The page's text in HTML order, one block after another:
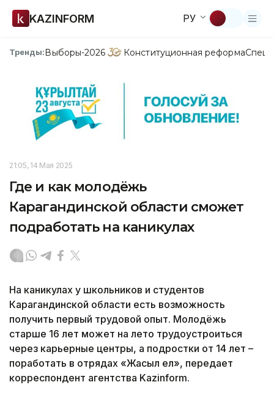
KAZINFORM РУ
Тренды:Выборы-2026 Конституционная реформа
21:05, 14 Мая 2025
Где и как молодёжь
Карагандинской области сможет
подработать на каникулах
На каникулах у школьников и студентов
Карагандинской области есть возможность
получить первый трудовой опыт. Молодёжь
старше 16 лет может на лето трудоустроиться
через карьерные центры, а подростки от 14 лет –
поработать в отрядах «Жасыл ел», передает
корреспондент агентства Kazinform.